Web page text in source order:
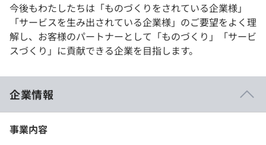
今後もわたしたちは「ものづくりをされている企業様」
「サービスを生み出されている企業様」のご要望をよく理
解し、お客様のパートナーとして「ものづくり」「サービ
スづくり」に貢献できる企業を目指します。
企業情報
事業内容